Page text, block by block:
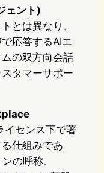
ェント)
とは異なり、
応答するAIエ
の双方向会話
タマーサポー
イセンス下で著
仕組みであ
の呼称、